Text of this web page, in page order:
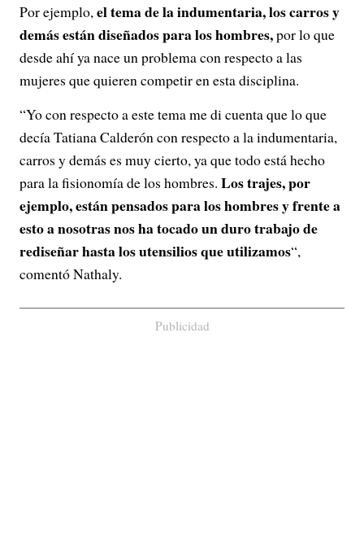
Por ejemplo,el tema de la indumentaria, los carros y
demás están diseñados para los hombres,por lo que
desde ahí ya nace un problema con respecto a las
mujeres que quieren competir en esta disciplina.
“Yo con respecto a este tema me di cuenta que lo que
decía Tatiana Calderón con respecto a la indumentaria,
carros y demás es muy cierto, ya que todo está hecho
para la fisionomía de los hombres. Los trajes, por
ejemplo, están pensados para los hombres y frente a
esto a nosotras nos ha tocado un duro trabajo de
rediseñar hasta los utensilios que utilizamos“,
comentó Nathaly.
Publicidad